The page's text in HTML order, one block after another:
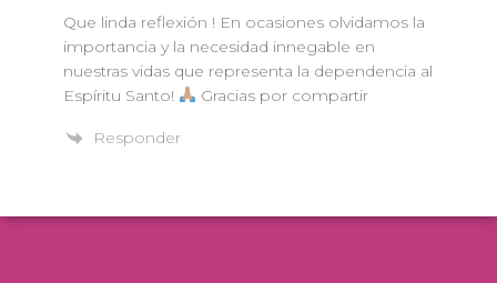
Que linda reflexión ! En ocasiones olvidamos la
importancia y la necesidad innegable en
nuestras vidas que representa la dependencia al
Espíritu Santo!
Gracias por compartir
Responder